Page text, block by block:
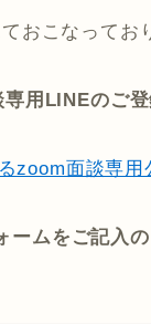
おこなってお
用LINEのご登
zoom面談専用
ムをご記入の